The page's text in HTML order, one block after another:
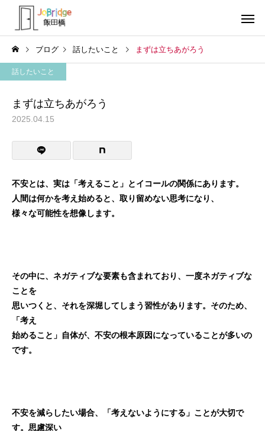
利用者の声
働き続けるための土台 全力禁止のススメ
ブログ 話したいこと まずは立ちあがろう
話したいこと
まずは立ちあがろう
2025.04.15
不安とは、実は「考えること」とイコールの関係にあります。
人間は何かを考え始めると、取り留めない思考になり、
様々な可能性を想像 します。
その中に、ネガティブな要素も含まれており、一度ネガティブな
ことを
思いつくと、それを深堀してしまう習性があります。そのため、
「考え
始めること」自体が、不安の根本原因になっていることが多いの
です。
不安を減らしたい場合、「考えないようにする」ことが大切で
す。思慮深い